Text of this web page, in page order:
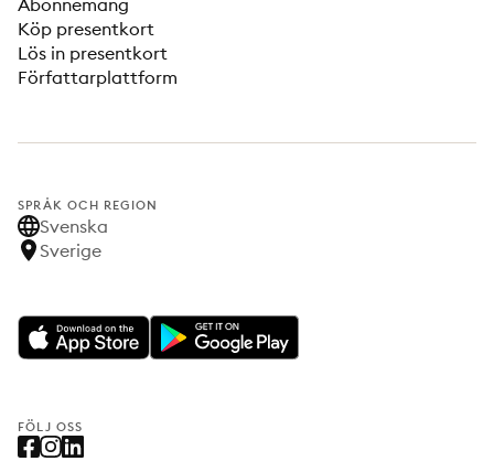
Abonnemang
Köp presentkort
Lös in presentkort
Författarplattform
SPRÅK OCH REGION
Svenska
Sverige
FÖLJ OSS